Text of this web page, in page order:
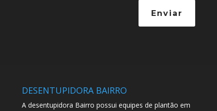
Enviar
DESENTUPIDORA BAIRRO
A desentupidora Bairro possui equipes de plantão em